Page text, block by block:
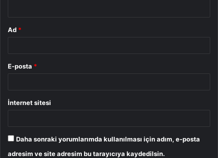
Ad *
E-posta *
İnternet sitesi
Daha sonraki yorumlarımda kullanılması için adım, e-posta
adresim ve site adresim bu tarayıcıya kaydedilsin.